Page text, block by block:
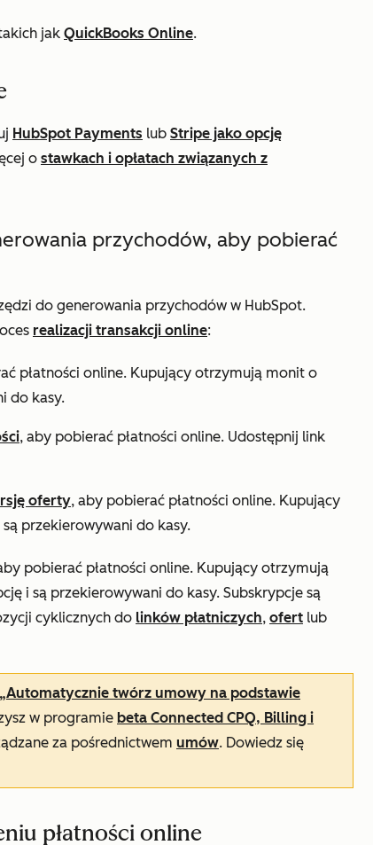
jak QuickBooks Online.
HubSpot Payments lub Stripe jako opcję
o stawkach i opłatach związanych z
przychodów, aby pobierać
do generowania przychodów w HubSpot.
realizacji transakcji online:
płatności online. Kupujący otrzymują monit o
do kasy.
, aby pobierać płatności online. Udostępnij link
oferty, aby pobierać płatności online. Kupujący
przekierowywani do kasy.
pobierać płatności online. Kupujący otrzymują
i są przekierowywani do kasy. Subskrypcje są
cyklicznych do linków płatniczych, ofert lub
„Automatycznie twórz umowy na podstawie
w programie beta Connected CPQ, Billing i
za pośrednictwem umów. Dowiedz się
płatności online